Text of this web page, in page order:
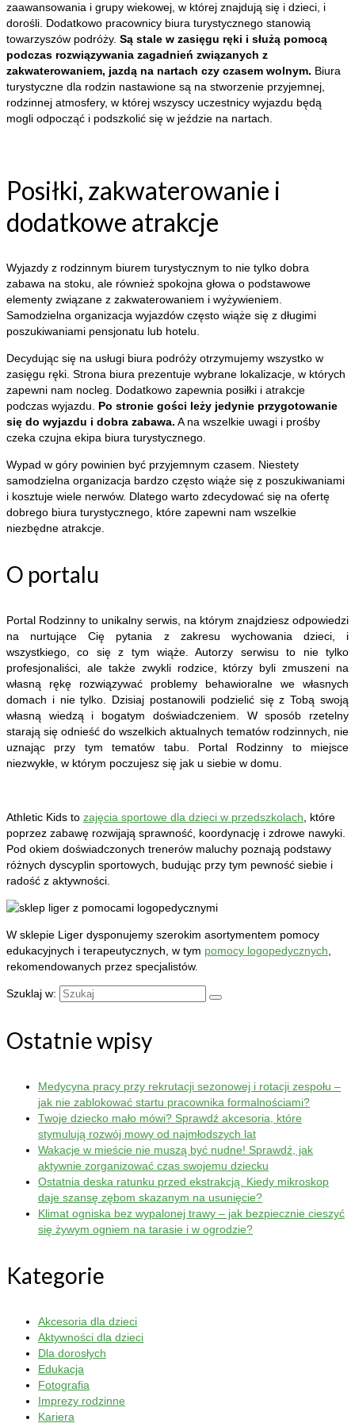
zaawansowania i grupy wiekowej, w której znajdują się i dzieci, i
dorośli. Dodatkowo pracownicy biura turystycznego stanowią
towarzyszów podróży. Są stale w zasięgu ręki i służą pomocą
podczas rozwiązywania zagadnień związanych z
zakwaterowaniem, jazdą na nartach czy czasem wolnym. Biura
turystyczne dla rodzin nastawione są na stworzenie przyjemnej,
rodzinnej atmosfery, w której wszyscy uczestnicy wyjazdu będą
mogli odpocząć i podszkolić się w jeździe na nartach.
Posiłki, zakwaterowanie i
dodatkowe atrakcje
Wyjazdy z rodzinnym biurem turystycznym to nie tylko dobra
zabawa na stoku, ale również spokojna głowa o podstawowe
elementy związane z zakwaterowaniem i wyżywieniem.
Samodzielna organizacja wyjazdów często wiąże się z długimi
poszukiwaniami pensjonatu lub hotelu.
Decydując się na usługi biura podróży otrzymujemy wszystko w
zasięgu ręki. Strona biura prezentuje wybrane lokalizacje, w których
zapewni nam nocleg. Dodatkowo zapewnia posiłki i atrakcje
podczas wyjazdu.
Po stronie gości leży jedynie przygotowanie
się do wyjazdu i dobra zabawa. A na wszelkie uwagi i prośby
czeka czujna ekipa biura turystycznego.
Wypad w góry powinien być przyjemnym czasem. Niestety
samodzielna organizacja bardzo często wiąże się z poszukiwaniami
i kosztuje wiele nerwów. Dlatego warto zdecydować się na ofertę
dobrego biura turystycznego, które zapewni nam wszelkie
niezbędne atrakcje.
O portalu
Portal Rodzinny to unikalny serwis, na którym znajdziesz odpowiedzi
na nurtujące Cię pytania z zakresu wychowania dzieci, i
wszystkiego, co się z tym wiąże. Autorzy serwisu to nie tylko
profesjonaliści, ale także zwykli rodzice, którzy byli zmuszeni na
własną rękę rozwiązywać problemy behawioralne we własnych
domach i nie tylko. Dzisiaj postanowili podzielić się z Tobą swoją
własną wiedzą i bogatym doświadczeniem. W sposób rzetelny
starają się odnieść do wszelkich aktualnych tematów rodzinnych, nie
uznając przy tym tematów tabu. Portal Rodzinny to miejsce
niezwykłe, w którym poczujesz się jak u siebie w domu.
Athletic Kids to zajęcia sportowe dla dzieci w przedszkolach , które
poprzez zabawę rozwijają sprawność, koordynację i zdrowe nawyki.
Pod okiem doświadczonych trenerów maluchy poznają podstawy
różnych dyscyplin sportowych, budując przy tym pewność siebie i
radość z aktywności.
W sklepie Liger dysponujemy szerokim asortymentem pomocy
edukacyjnych i terapeutycznych, w tym pomocy logopedycznych
rekomendowanych przez specjalistów.
Szuklaj w:
Ostatnie wpisy
Medycyna pracy przy rekrutacji sezonowej i rotacji zespołu –
jak nie zablokować startu pracownika formalnościami?
Twoje dziecko mało mówi? Sprawdź akcesoria, które
stymulują rozwój mowy od najmłodszych lat
Wakacje w mieście nie muszą być nudne! Sprawdź, jak
aktywnie zorganizować czas swojemu dziecku
Ostatnia deska ratunku przed ekstrakcją. Kiedy mikroskop
daje szansę zębom skazanym na usunięcie?
Klimat ogniska bez wypalonej trawy – jak bezpiecznie cieszyć
się żywym ogniem na tarasie i w ogrodzie?
Kategorie
Akcesoria dla dzieci
Aktywności dla dzieci
Dla dorosłych
Edukacja
Fotografia
Imprezy rodzinne
Kariera